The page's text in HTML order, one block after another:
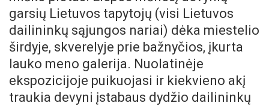
garsių Lietuvos tapytojų (visi Lietuvos
dailininkų sąjungos nariai) dėka miestelio
širdyje, skverelyje prie bažnyčios, įkurta
lauko meno galerija. Nuolatinėje
ekspozicijoje puikuojasi ir kiekvieno akį
traukia devyni įstabaus dydžio dailininkų